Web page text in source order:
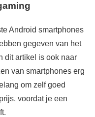
Android smartphones
gegeven van het
dit artikel is ook naar
van smartphones erg
om zelf goed
voordat je een